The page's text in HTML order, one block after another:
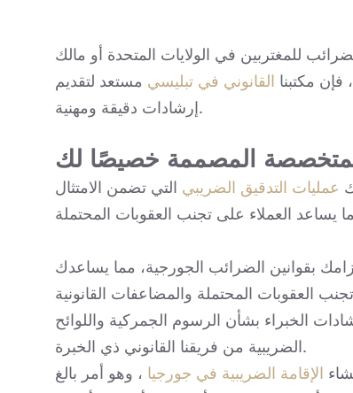
للمغتربين في الولايات المتحدة أو مالك
مكتبنا القانوني في تبليسي مستعد لتقديم
إرشادات دقيقة ومهنية.
المصممة خصيصًا لك
عمليات التدقيق الضريبي التي تضمن الامتثال
بقوانين الضرائب الجورجية، مما يساعدك
الخبراء بشأن الرسوم الجمركية واللوائح
الضريبية من فريقنا القانوني ذي الخبرة.
الإقامة الضريبية في جورجيا ، وهو أمر بالغ